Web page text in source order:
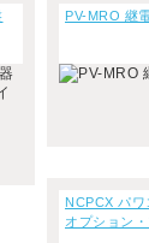
PV-MRO 継
NCPCX パワ
オプション